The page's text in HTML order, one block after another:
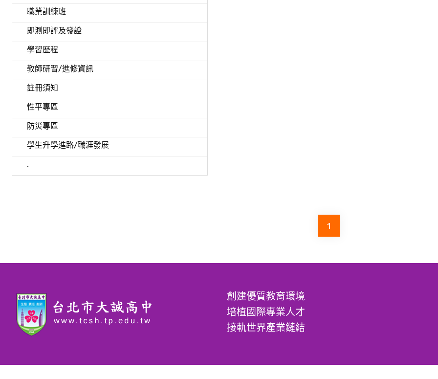
職業訓練班
即測即評及發證
學習歷程
教師研習/進修資訊
註冊須知
性平專區
防災專區
學生升學進路/職涯發展
.
1
創建優質教育環境
培植國際專業人才
接軌世界產業鏈結